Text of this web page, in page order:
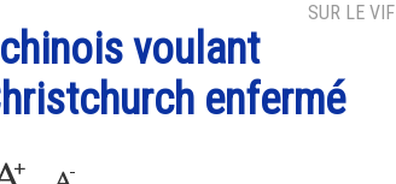
SUR LE VIF
voulant
enfermé